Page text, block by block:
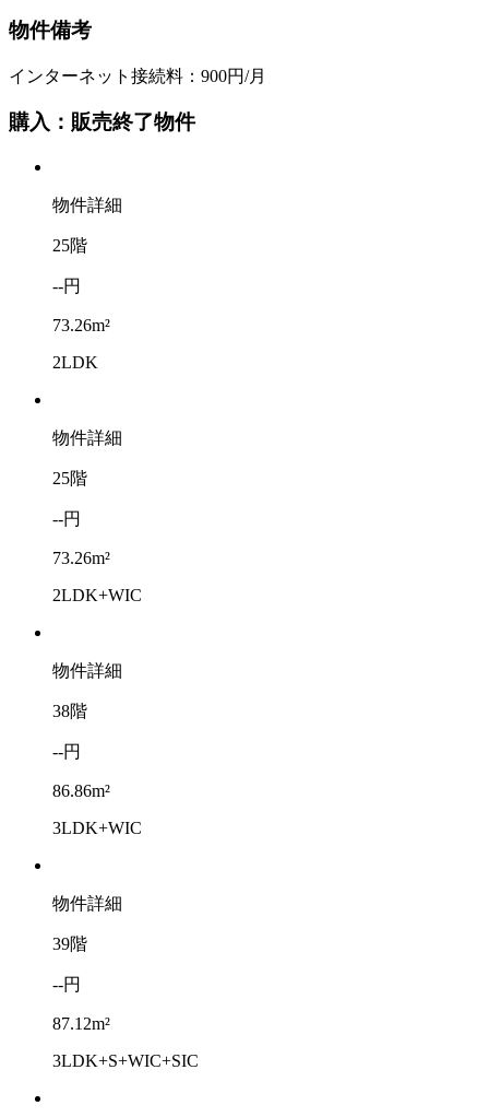
物件備考
インターネット接続料：900円/月
購入：販売終了物件
物件詳細
25階
--円
73.26m²
2LDK
物件詳細
25階
--円
73.26m²
2LDK+WIC
物件詳細
38階
--円
86.86m²
3LDK+WIC
物件詳細
39階
--円
87.12m²
3LDK+S+WIC+SIC